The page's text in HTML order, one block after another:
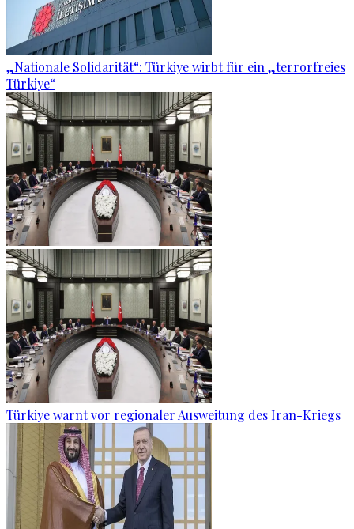
„Nationale Solidarität“: Türkiye wirbt für ein „terrorfreies
Türkiye“
Türkiye warnt vor regionaler Ausweitung des Iran-Kriegs